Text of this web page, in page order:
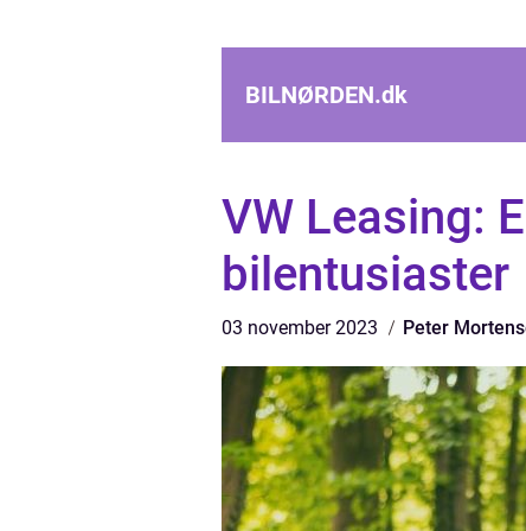
BILNØRDEN.dk
VW Leasing:
bilentusiaster
03 november 2023 Peter